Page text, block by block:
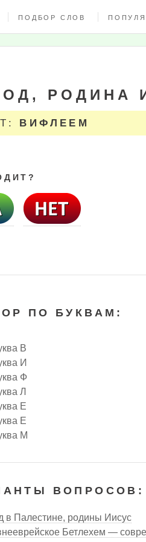
ПОДБОР СЛОВ
РОДИНА
ВИФЛЕЕМ
ПО БУКВАМ:
В
И
Ф
Л
Е
Е
М
ВОПРОСОВ:
в Палестине, родины Иисус
Бетлехем —